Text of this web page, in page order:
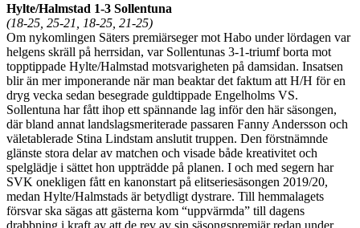
Hylte/Halmstad 1-3 Sollentuna
(18-25, 25-21, 18-25, 21-25)
Om nykomlingen Säters premiärseger mot Habo under lördagen var
helgens skräll på herrsidan, var Sollentunas 3-1-triumf borta mot
topptippade Hylte/Halmstad motsvarigheten på damsidan. Insatsen
blir än mer imponerande när man beaktar det faktum att H/H för en
dryg vecka sedan besegrade guldtippade Engelholms VS.
Sollentuna har fått ihop ett spännande lag inför den här säsongen,
där bland annat landslagsmeriterade passaren Fanny Andersson och
väletablerade Stina Lindstam anslutit truppen. Den förstnämnde
glänste stora delar av matchen och visade både kreativitet och
spelglädje i sättet hon uppträdde på planen. I och med segern har
SVK onekligen fått en kanonstart på elitseriesäsongen 2019/20,
medan Hylte/Halmstads är betydligt dystrare. Till hemmalagets
försvar ska sägas att gästerna kom “uppvärmda” till dagens
drabbning i kraft av att de rev av sin säsongspremiär redan under